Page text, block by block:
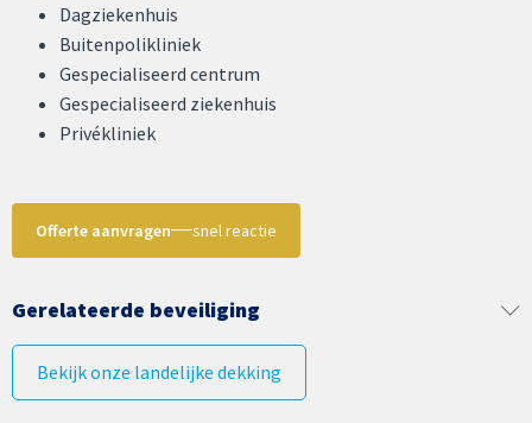
Dagziekenhuis
Buitenpolikliniek
Gespecialiseerd centrum
Gespecialiseerd ziekenhuis
Privékliniek
Offerte aanvragen snel reactie
Gerelateerde beveiliging
Bekijk onze landelijke dekking